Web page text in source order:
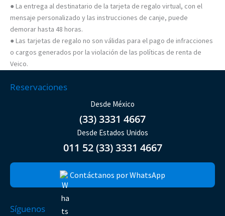
● La entrega al destinatario de la tarjeta de regalo virtual, con el
mensaje personalizado y las instrucciones de canje, puede
demorar hasta 48 horas.
● Las tarjetas de regalo no son válidas para el pago de infracciones
o cargos generados por la violación de las políticas de renta de
Veico.
Reservaciones
Desde México
(33) 3331 4667
Desde Estados Unidos
011 52 (33) 3331 4667
Contáctanos por WhatsApp
Síguenos